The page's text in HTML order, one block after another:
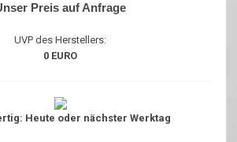
Preis auf Anfrage
UVP des Herstellers:
0 EURO
Heute oder nächster Werktag